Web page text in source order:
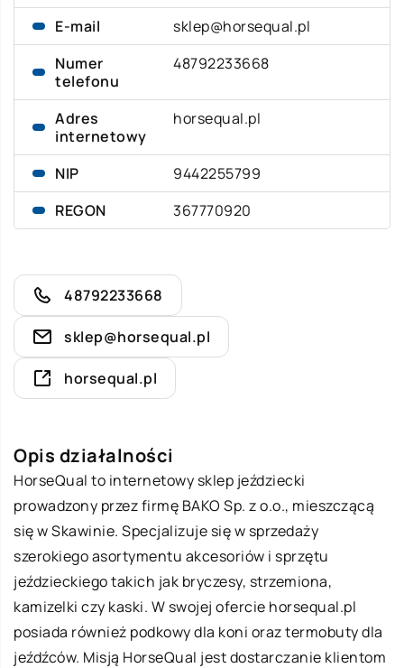
E-mail
sklep@horsequal.pl
Numer
telefonu
48792233668
Adres
internetowy
horsequal.pl
NIP
9442255799
REGON
367770920
48792233668
sklep@horsequal.pl
horsequal.pl
Opis działalności
HorseQual to internetowy sklep jeździecki
prowadzony przez firmę BAKO Sp. z o.o., mieszczącą
się w Skawinie. Specjalizuje się w sprzedaży
szerokiego asortymentu akcesoriów i sprzętu
jeździeckiego takich jak bryczesy, strzemiona,
kamizelki czy kaski. W swojej ofercie horsequal.pl
posiada również podkowy dla koni oraz termobuty dla
jeźdźców. Misją HorseQual jest dostarczanie klientom